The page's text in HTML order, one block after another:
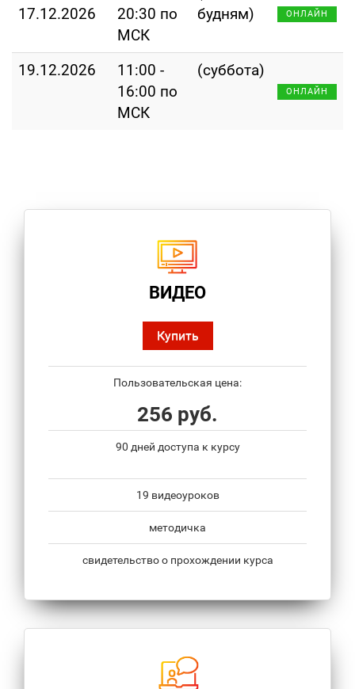
17.12.2026
20:30 по
МСК
будням)
ОНЛАЙН
19.12.2026
11:00 -
16:00 по
МСК
(суббота)
ОНЛАЙН
ВИДЕО
Купить
Пользовательская цена:
256 руб.
90 дней доступа к курсу
19 видеоуроков
методичка
свидетельство о прохождении курса